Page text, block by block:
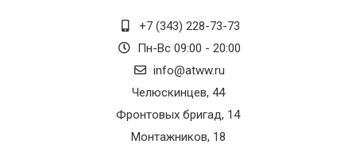
+7 (343) 228-73-73
Пн-Вс 09:00 - 20:00
info@atww.ru
Челюскинцев, 44
Фронтовых бригад, 14
Монтажников, 18